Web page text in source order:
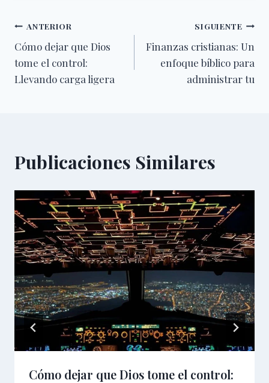
Navegación
de
entradas
ANTERIOR
Cómo dejar que Dios
tome el control:
Llevando carga ligera
SIGUIENTE
Finanzas cristianas: Un
enfoque bíblico para
administrar tu
Publicaciones Similares
Cómo dejar que Dios tome el control: